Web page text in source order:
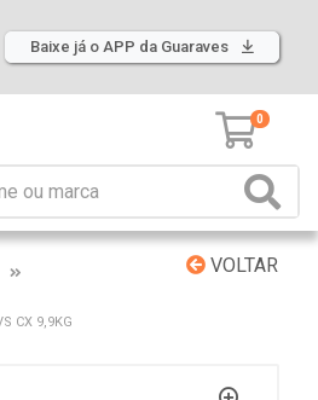
Baixe já o APP da Guaraves
0
VOLTAR
CX 9,9KG